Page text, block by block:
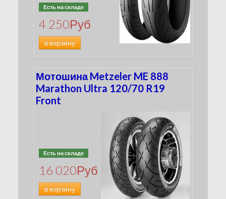
Есть на складе
4 250Руб
в корзину
Мотошина Metzeler ME 888
Marathon Ultra 120/70 R19
Front
Есть на складе
16 020Руб
в корзину